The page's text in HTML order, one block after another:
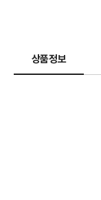
상품정보